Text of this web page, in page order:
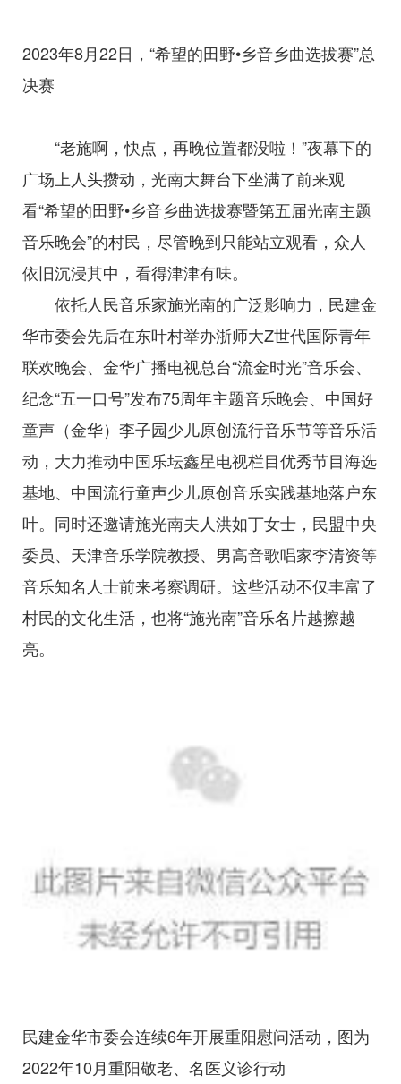
2023年8月22日，“希望的田野•乡音乡曲选拔赛”总
决赛
“老施啊，快点，再晚位置都没啦！”夜幕下的
广场上人头攒动，光南大舞台下坐满了前来观
看“希望的田野•乡音乡曲选拔赛暨第五届光南主题
音乐晚会”的村民，尽管晚到只能站立观看，众人
依旧沉浸其中，看得津津有味。
依托人民音乐家施光南的广泛影响力，民建金
华市委会先后在东叶村举办浙师大Z世代国际青年
联欢晚会、金华广播电视总台“流金时光”音乐会、
纪念“五一口号”发布75周年主题音乐晚会、 中国好
童声（金华）李子园少儿原创流行音乐节等音乐活
动，大力推动中国乐坛鑫星电视栏目优秀节目海选
基地、中国流行童声少儿原创音乐实践基地落户东
叶。同时还邀请施光南夫人洪如丁女士，民盟中央
委员、天津音乐学院教授、男高音歌唱家李清资等
音乐知名人士前来考察调研。这些活动不仅丰富了
村民的文化生活，也将“施光南”音乐名片越擦越
亮。
民建金华市委会连续6年开展重阳慰问活动，图为
2022年10月重阳敬老、名医义诊行动